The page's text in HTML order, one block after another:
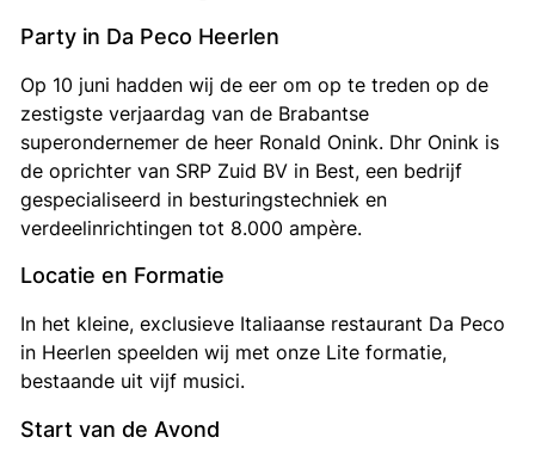
Party in Da Peco Heerlen
Op 10 juni hadden wij de eer om op te treden op de
zestigste verjaardag van de Brabantse
superondernemer de heer Ronald Onink. Dhr Onink is
de oprichter van SRP Zuid BV in Best, een bedrijf
gespecialiseerd in besturingstechniek en
verdeelinrichtingen tot 8.000 ampère.
Locatie en Formatie
In het kleine, exclusieve Italiaanse restaurant Da Peco
in Heerlen speelden wij met onze Lite formatie,
bestaande uit vijf musici.
Start van de Avond